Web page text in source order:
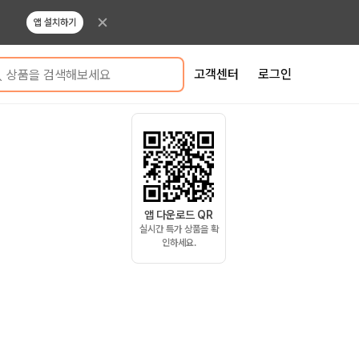
앱 설치하기
상품을 검색해보세요 고객센터 로그인
앱 다운로드 QR
실시간 특가 상품을 확
인하세요.